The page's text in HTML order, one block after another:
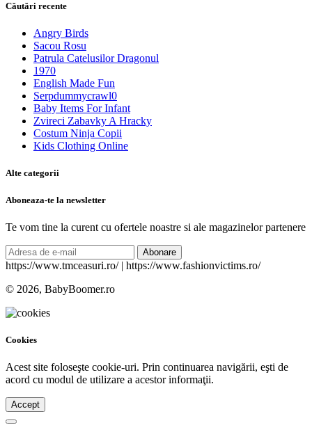
Căutări recente
Angry Birds
Sacou Rosu
Patrula Catelusilor Dragonul
1970
English Made Fun
Serpdummycrawl0
Baby Items For Infant
Zvireci Zabavky A Hracky
Costum Ninja Copii
Kids Clothing Online
Alte categorii
Aboneaza-te la newsletter
Te vom tine la curent cu ofertele noastre si ale magazinelor partenere
Abonare
https://www.tmceasuri.ro/ | https://www.fashionvictims.ro/
© 2026, BabyBoomer.ro
Cookies
Acest site foloseşte cookie-uri. Prin continuarea navigării, eşti de
acord cu modul de utilizare a acestor informaţii.
Accept